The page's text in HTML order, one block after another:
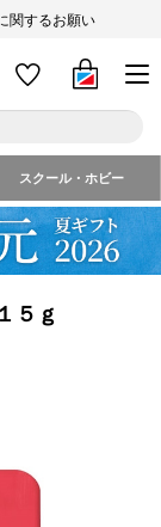
関するお願い
スクール・ホビー
５ｇ